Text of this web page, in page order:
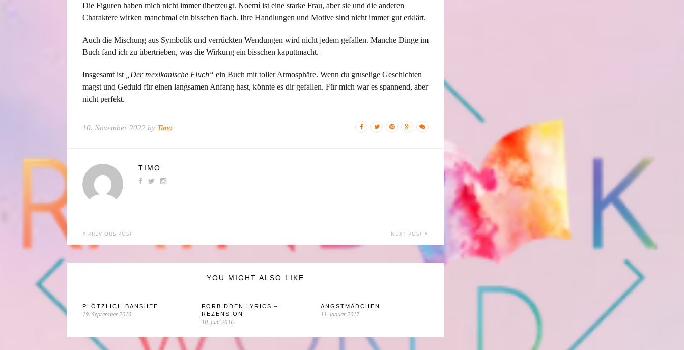
Die Figuren haben mich nicht immer überzeugt. Noemí ist eine starke Frau, aber sie und die anderen
Charaktere wirken manchmal ein bisschen flach. Ihre Handlungen und Motive sind nicht immer gut erklärt.
Auch die Mischung aus Symbolik und verrückten Wendungen wird nicht jedem gefallen. Manche Dinge im
Buch fand ich zu übertrieben, was die Wirkung ein bisschen kaputtmacht.
Insgesamt ist „Der mexikanische Fluch“ ein Buch mit toller Atmosphäre. Wenn du gruselige Geschichten
magst und Geduld für einen langsamen Anfang hast, könnte es dir gefallen. Für mich war es spannend, aber
nicht perfekt.
10. November 2022 by Timo
TIMO
PREVIOUS POST NEXT POST
YOU MIGHT ALSO LIKE
PLÖTZLICH BANSHEE
19. September 2016
FORBIDDEN LYRICS –
REZENSION
10. Juni 2016
ANGSTMÄDCHEN
11. Januar 2017